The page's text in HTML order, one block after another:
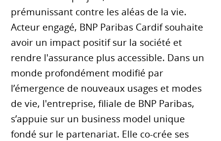
prémunissant contre les aléas de la vie.
Acteur engagé, BNP Paribas Cardif souhaite
avoir un impact positif sur la société et
rendre l'assurance plus accessible. Dans un
monde profondément modifié par
l’émergence de nouveaux usages et modes
de vie, l'entreprise, filiale de BNP Paribas,
s’appuie sur un business model unique
fondé sur le partenariat. Elle co-crée ses